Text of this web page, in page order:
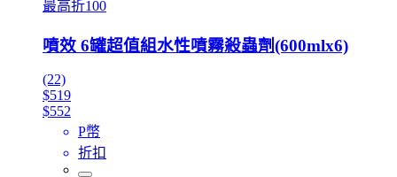
最高折100
噴效 6罐超值組水性噴霧殺蟲劑(600mlx6)
(22)
$519
$552
P幣
折扣